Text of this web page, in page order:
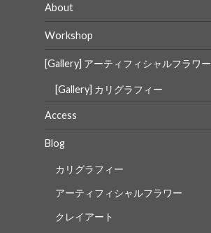
About
Workshop
[Gallery] アーティフィシャルフラワー
[Gallery] カリグラフィー
Access
Blog
カリグラフィー
アーティフィシャルフラワー
クレイアート